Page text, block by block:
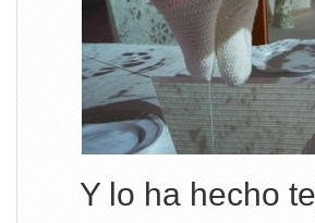
Y lo ha hecho